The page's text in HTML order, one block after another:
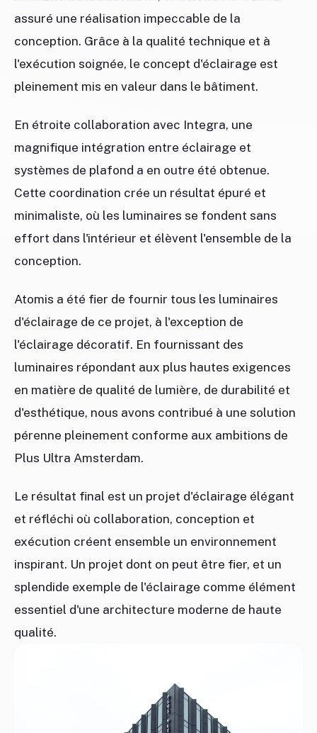
assuré une réalisation impeccable de la
conception. Grâce à la qualité technique et à
l'exécution soignée, le concept d'éclairage est
pleinement mis en valeur dans le bâtiment.
En étroite collaboration avec Integra, une
magnifique intégration entre éclairage et
systèmes de plafond a en outre été obtenue.
Cette coordination crée un résultat épuré et
minimaliste, où les luminaires se fondent sans
effort dans l'intérieur et élèvent l'ensemble de la
conception.
Atomis a été fier de fournir tous les luminaires
d'éclairage de ce projet, à l'exception de
l'éclairage décoratif. En fournissant des
luminaires répondant aux plus hautes exigences
en matière de qualité de lumière, de durabilité et
d'esthétique, nous avons contribué à une solution
pérenne pleinement conforme aux ambitions de
Plus Ultra Amsterdam.
Le résultat final est un projet d'éclairage élégant
et réfléchi où collaboration, conception et
exécution créent ensemble un environnement
inspirant. Un projet dont on peut être fier, et un
splendide exemple de l'éclairage comme élément
essentiel d'une architecture moderne de haute
qualité.